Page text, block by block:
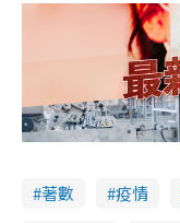
著數 疫情